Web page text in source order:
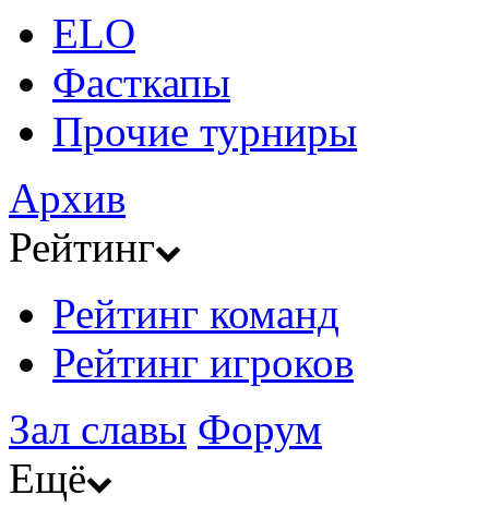
ELO
Фасткапы
Прочие турниры
Архив
Рейтинг
Рейтинг команд
Рейтинг игроков
Зал славы Форум
Ещё